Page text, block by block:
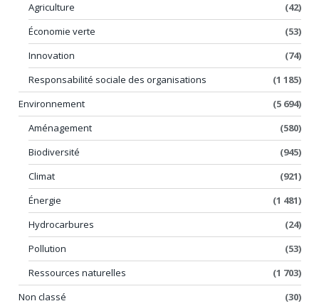
Agriculture
(42)
Économie verte
(53)
Innovation
(74)
Responsabilité sociale des organisations
(1 185)
Environnement
(5 694)
Aménagement
(580)
Biodiversité
(945)
Climat
(921)
Énergie
(1 481)
Hydrocarbures
(24)
Pollution
(53)
Ressources naturelles
(1 703)
Non classé
(30)